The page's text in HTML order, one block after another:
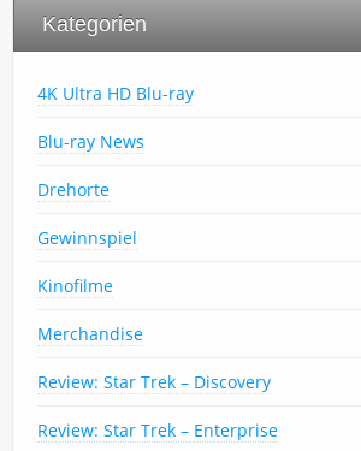
Kategorien
4K Ultra HD Blu-ray
Blu-ray News
Drehorte
Gewinnspiel
Kinofilme
Merchandise
Review: Star Trek – Discovery
Review: Star Trek – Enterprise